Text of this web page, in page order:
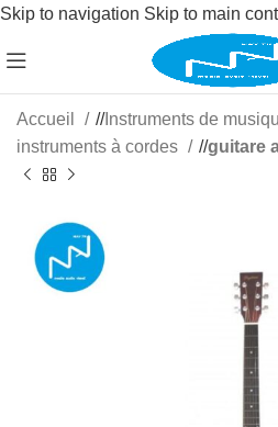
Skip to navigation Skip to main
Accueil / Instruments de
instruments à cordes
/ guitare